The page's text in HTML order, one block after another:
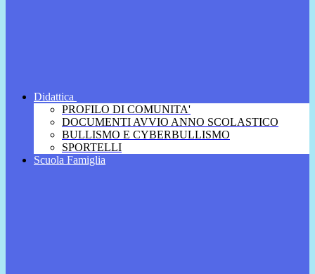
Didattica
PROFILO DI COMUNITA'
DOCUMENTI AVVIO ANNO SCOLASTICO
BULLISMO E CYBERBULLISMO
SPORTELLI
Scuola Famiglia